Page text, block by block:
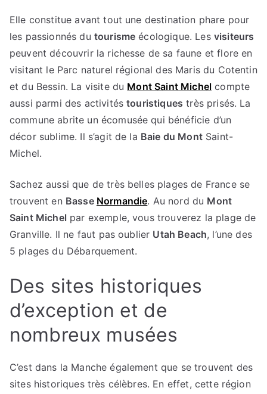
Elle constitue avant tout une destination phare pour
les passionnés du tourisme écologique. Les visiteurs
peuvent découvrir la richesse de sa faune et flore en
visitant le Parc naturel régional des Maris du Cotentin
et du Bessin. La visite du Mont Saint Michel compte
aussi parmi des activitéstouristiques très prisés. La
commune abrite un écomusée qui bénéficie d’un
décor sublime. Il s’agit de la Baie du MontSaint-
Michel.
Sachez aussi que de très belles plages de France se
trouvent en Basse Normandie. Au nord du Mont
Saint Michel par exemple, vous trouverez la plage de
Granville. Il ne faut pas oublier Utah Beach, l’une des
5 plages du Débarquement.
Des sites historiques
d’exception et de
nombreux musées
C’est dans la Manche également que se trouvent des
sites historiques très célèbres. En effet, cette région